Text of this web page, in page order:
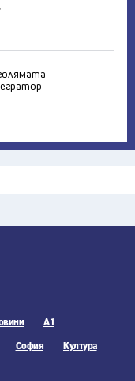
А1
София Култура